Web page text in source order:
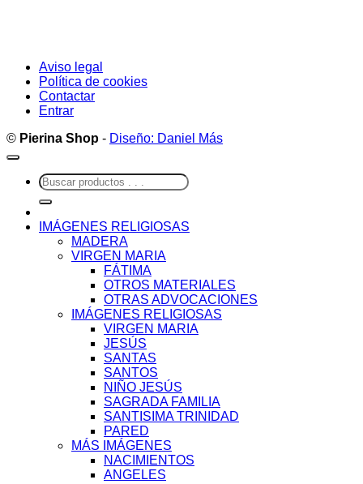
Aviso legal
Política de cookies
Contactar
Entrar
© Pierina Shop - Diseño: Daniel Más
Buscar
por:
IMÁGENES RELIGIOSAS
MADERA
VIRGEN MARIA
FÁTIMA
OTROS MATERIALES
OTRAS ADVOCACIONES
IMÁGENES RELIGIOSAS
VIRGEN MARIA
JESÚS
SANTAS
SANTOS
NIÑO JESÚS
SAGRADA FAMILIA
SANTISIMA TRINIDAD
PARED
MÁS IMÁGENES
NACIMIENTOS
ANGELES